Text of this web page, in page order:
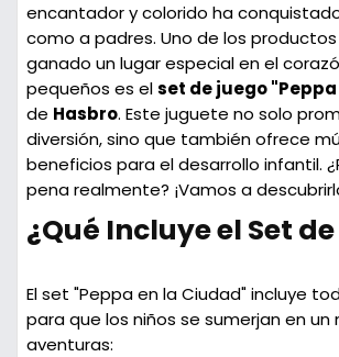
encantador y colorido ha
como a padres. Uno de los
ganado un lugar especial en el
pequeños es elset de juego
de Hasbro. Este juguete no solo
diversión, sino que también ofrece
beneficios para el desarrollo infantil.
pena realmente? ¡Vamos a
¿Qué Incluye el Set
El set "Peppa en la Ciudad" incluye
para que los niños se sumerjan en un
aventuras: